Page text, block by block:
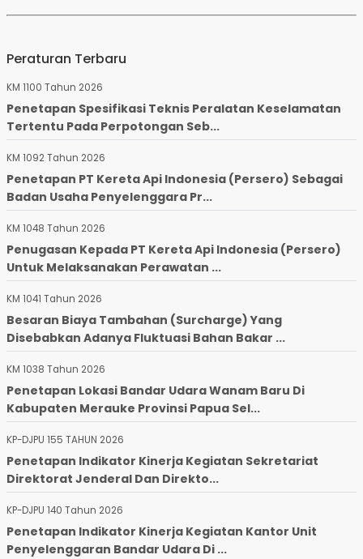
Peraturan Terbaru
KM 1100 Tahun 2026
Penetapan Spesifikasi Teknis Peralatan Keselamatan
Tertentu Pada Perpotongan Seb...
KM 1092 Tahun 2026
Penetapan PT Kereta Api Indonesia (Persero) Sebagai
Badan Usaha Penyelenggara Pr...
KM 1048 Tahun 2026
Penugasan Kepada PT Kereta Api Indonesia (Persero)
Untuk Melaksanakan Perawatan ...
KM 1041 Tahun 2026
Besaran Biaya Tambahan (Surcharge) Yang
Disebabkan Adanya Fluktuasi Bahan Bakar ...
KM 1038 Tahun 2026
Penetapan Lokasi Bandar Udara Wanam Baru Di
Kabupaten Merauke Provinsi Papua Sel...
KP-DJPU 155 TAHUN 2026
Penetapan Indikator Kinerja Kegiatan Sekretariat
Direktorat Jenderal Dan Direkto...
KP-DJPU 140 Tahun 2026
Penetapan Indikator Kinerja Kegiatan Kantor Unit
Penyelenggaran Bandar Udara Di ...